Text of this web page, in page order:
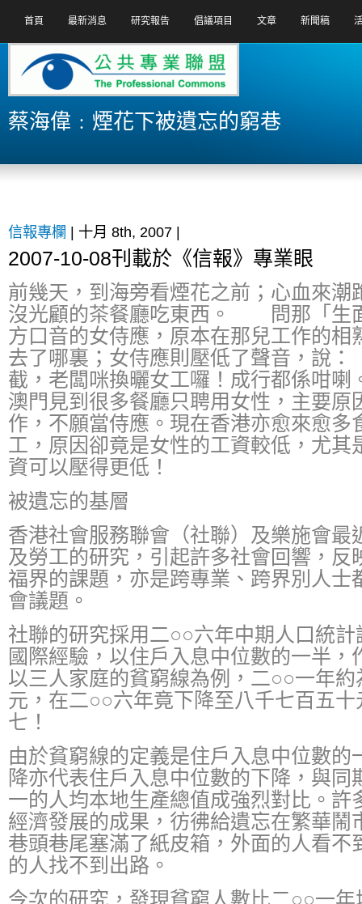
首頁 最新消息 研究報告 倡議項目 文章 新聞稿
蔡海偉﹕煙花下被遺忘的窮巷
信報專欄 | 十月 8th, 2007 |
2007-10-08刊載於《信報》專業眼
前幾天，到海旁看煙花之前；心血來潮
沒光顧的茶餐廳吃東西。 問那「生
方口音的女侍應，原本在那兒工作的相
去了哪裏；女侍應則壓低了聲音，說：
截，老闆咪換曬女工囉！成行都係
澳門見到很多餐廳只聘用女性，主要原
作，不願當侍應。現在香港亦愈來愈多
工，原因卻竟是女性的工資較低，尤其
資可以壓得更低！
被遺忘的基層
香港社會服務聯會（社聯）及樂施會最
及勞工的研究，引起許多社會回響，反
福界的課題，亦是跨專業、跨界別人士
會議題。
社聯的研究採用二○○六年中期人口統
國際經驗，以住戶入息中位數的一半，
以三人家庭的貧窮線為例，二○○一年
元，在二○○六年竟下降至八千七百五
七！
由於貧窮線的定義是住戶入息中位數的
降亦代表住戶入息中位數的下降，與同
一的人均本地生產總值成強烈對比。許
經濟發展的成果，彷彿給遺忘在繁華鬧
巷頭巷尾塞滿了紙皮箱，外面的人看不
的人找不到出路。
今次的研究，發現貧窮人數比二○○一